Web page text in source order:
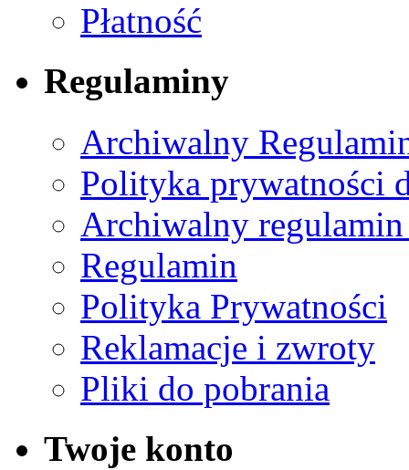
Płatność
Regulaminy
Archiwalny
Polityka prywatności
Archiwalny
Regulamin
Polityka Prywatności
Reklamacje i zwroty
Pliki do pobrania
Twoje konto